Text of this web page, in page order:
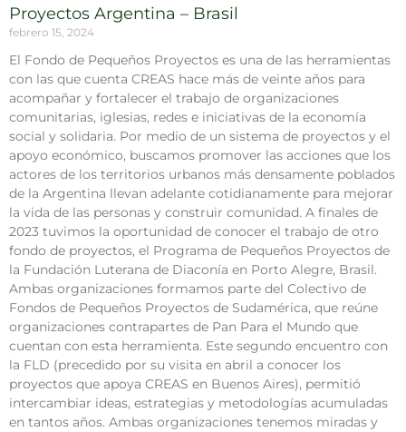
Proyectos Argentina – Brasil
febrero 15, 2024
El Fondo de Pequeños Proyectos es una de las herramientas
con las que cuenta CREAS hace más de veinte años para
acompañar y fortalecer el trabajo de organizaciones
comunitarias, iglesias, redes e iniciativas de la economía
social y solidaria. Por medio de un sistema de proyectos y el
apoyo económico, buscamos promover las acciones que los
actores de los territorios urbanos más densamente poblados
de la Argentina llevan adelante cotidianamente para mejorar
la vida de las personas y construir comunidad. A finales de
2023 tuvimos la oportunidad de conocer el trabajo de otro
fondo de proyectos, el Programa de Pequeños Proyectos de
la Fundación Luterana de Diaconía en Porto Alegre, Brasil.
Ambas organizaciones formamos parte del Colectivo de
Fondos de Pequeños Proyectos de Sudamérica, que reúne
organizaciones contrapartes de Pan Para el Mundo que
cuentan con esta herramienta. Este segundo encuentro con
la FLD (precedido por su visita en abril a conocer los
proyectos que apoya CREAS en Buenos Aires), permitió
intercambiar ideas, estrategias y metodologías acumuladas
en tantos años. Ambas organizaciones tenemos miradas y